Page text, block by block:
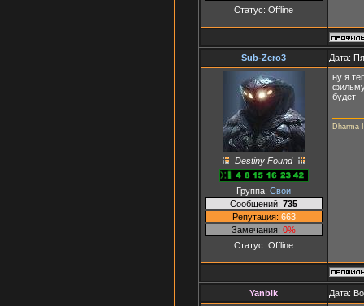
Статус: Offline
Sub-Zero3 Дата:
Destiny Found
Группа: Свои
Сообщений: 735
Репутация: 663
Замечания: 0%
Статус: Offline
ну я
фильму
будет
Dharma
Yanbik Дата: